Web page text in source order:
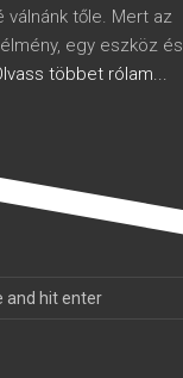
tőle. Mert az
egy eszköz és
többet rólam...